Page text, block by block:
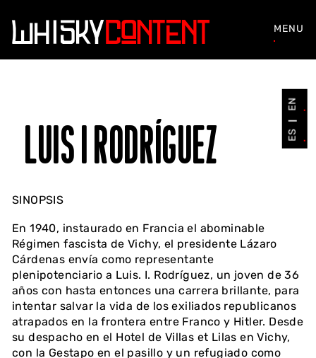
MENU
ES
EN
LUIS I RODRÍGUEZ
SINOPSIS
En 1940, instaurado en Francia el abominable
Régimen fascista de Vichy, el presidente Lázaro
Cárdenas envía como representante
plenipotenciario a Luis. I. Rodríguez, un joven de 36
años con hasta entonces una carrera brillante, para
intentar salvar la vida de los exiliados republicanos
atrapados en la frontera entre Franco y Hitler. Desde
su despacho en el Hotel de Villas et Lilas en Vichy,
con la Gestapo en el pasillo y un refugiado como